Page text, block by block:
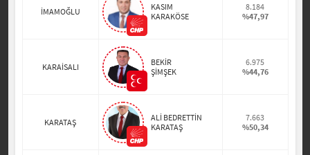
İMAMOĞLU
KASIM
KARAKÖSE
8.184
%47,97
KARAİSALI
BEKİR
ŞİMŞEK
6.975
%44,76
KARATAŞ
ALİ BEDRETTİN
KARATAŞ
7.663
%50,34